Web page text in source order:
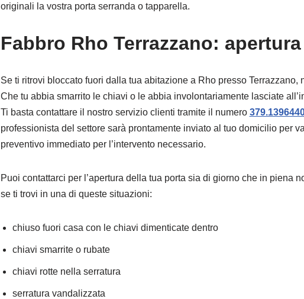
originali la vostra porta serranda o tapparella.
Fabbro Rho Terrazzano:
Se ti ritrovi bloccato fuori dalla tua abitazione a Rho presso Terrazzano,
Che tu abbia smarrito le chiavi o le abbia involontariamente lasciate
Ti basta contattare il nostro servizio clienti tramite il numero
professionista del settore sarà prontamente inviato al tuo domicilio per
preventivo immediato per l’intervento necessario.
Puoi contattarci per l’apertura della tua porta sia di giorno che in piena
se ti trovi in una di queste situazioni:
chiuso fuori casa con le chiavi dimenticate dentro
chiavi smarrite o rubate
chiavi rotte nella serratura
serratura vandalizzata